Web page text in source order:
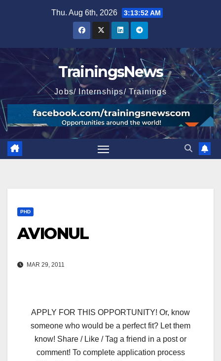
Thu. Aug 6th, 2026 3:13:53 AM
TrainingsNews
Jobs/ Internships/ Trainings
PHD
AVIONUL
MAR 29, 2011
APPLY FOR THIS OPPORTUNITY! Or, know
someone who would be a perfect fit? Let them
know! Share / Like / Tag a friend in a post or
comment! To complete application process